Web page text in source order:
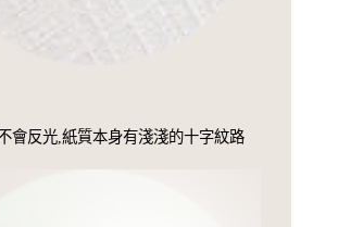
會反光,紙質本身有淺淺的十字紋路